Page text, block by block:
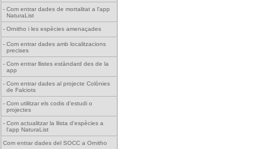
- Com entrar dades de mortalitat a l'app
NaturaList
- Ornitho i les espècies amenaçades
- Com entrar dades amb localitzacions
precises
- Com entrar llistes estàndard des de la
app
- Com entrar dades al projecte Colònies
de Falciots
- Com utilitzar els codis d'estudi o
projectes
- Com actualitzar la llista d'espècies a
l'app NaturaList
Com entrar dades del SOCC a Ornitho